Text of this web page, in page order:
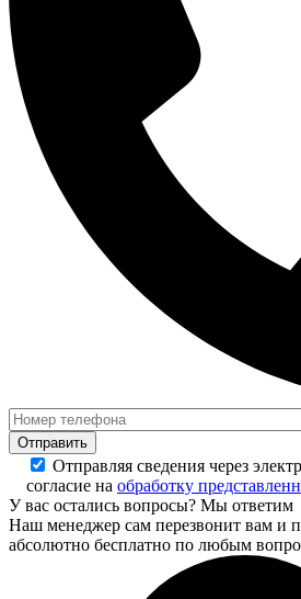
Отправляя сведения через
согласие на обработку
У вас остались вопросы? Мы ответим
Наш менеджер сам перезвонит вам и
абсолютно бесплатно по любым